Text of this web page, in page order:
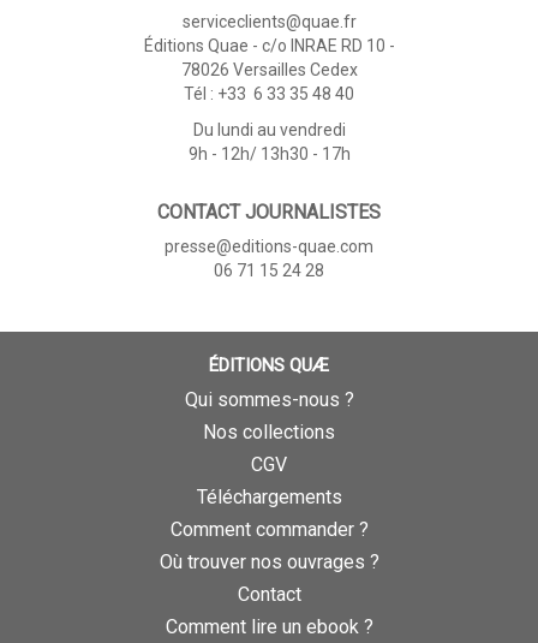
serviceclients@quae.fr
Éditions Quae - c/o INRAE RD 10 -
78026 Versailles Cedex
Tél : +33 6 33 35 48 40
Du lundi au vendredi
9h - 12h/ 13h30 - 17h
CONTACT JOURNALISTES
presse@editions-quae.com
06 71 15 24 28
ÉDITIONS QUÆ
Qui sommes-nous ?
Nos collections
CGV
Téléchargements
Comment commander ?
Où trouver nos ouvrages ?
Contact
Comment lire un ebook ?